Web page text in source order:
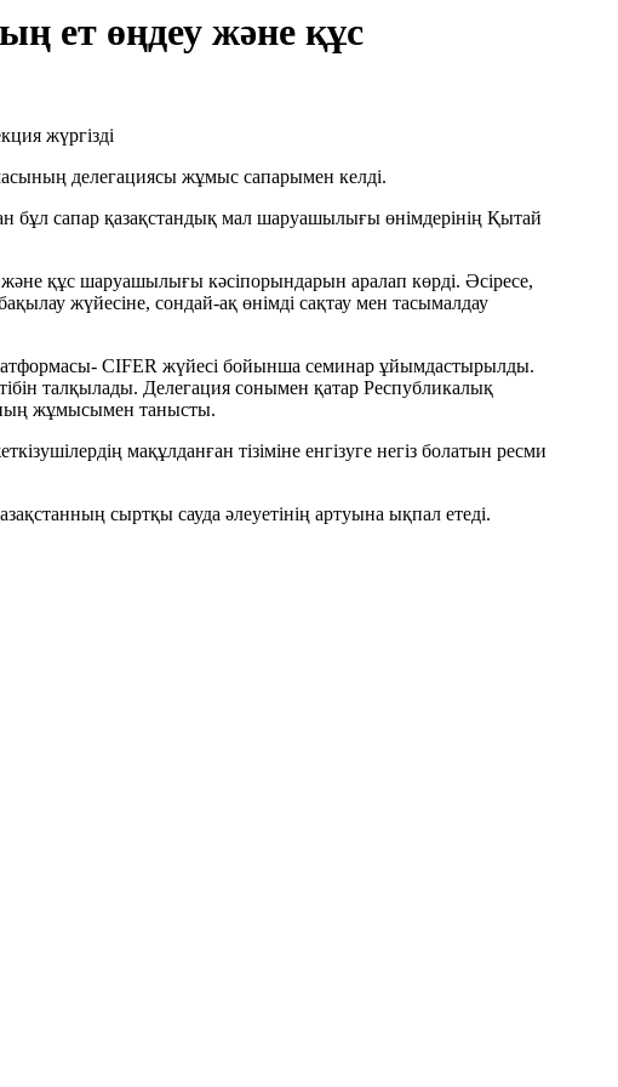
ет өңдеу және құс
делегациясы жұмыс сапарымен келді.
бұл сапар қазақстандық мал шаруашылығы өнімдерінің Қытай
құс шаруашылығы кәсіпорындарын аралап көрді. Әсіресе,
жүйесіне, сондай-ақ өнімді сақтау мен тасымалдау
CIFER жүйесі бойынша семинар ұйымдастырылды.
талқылады. Делегация сонымен қатар Республикалық
жұмысымен танысты.
мақұлданған тізіміне енгізуге негіз болатын ресми
сыртқы сауда әлеуетінің артуына ықпал етеді.